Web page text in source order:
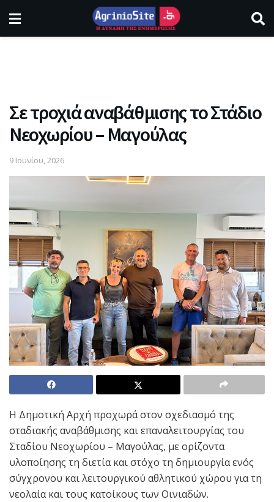
Σε τροχιά αναβάθμισης το Στάδιο
Νεοχωρίου – Μαγούλας
9 Ιουνίου, 2026
Η Δημοτική Αρχή προχωρά στον σχεδιασμό της
σταδιακής αναβάθμισης και επαναλειτουργίας του
Σταδίου Νεοχωρίου – Μαγούλας, με ορίζοντα
υλοποίησης τη διετία και στόχο τη δημιουργία ενός
σύγχρονου και λειτουργικού αθλητικού χώρου για τη
νεολαία και τους κατοίκους των Οινιαδών.